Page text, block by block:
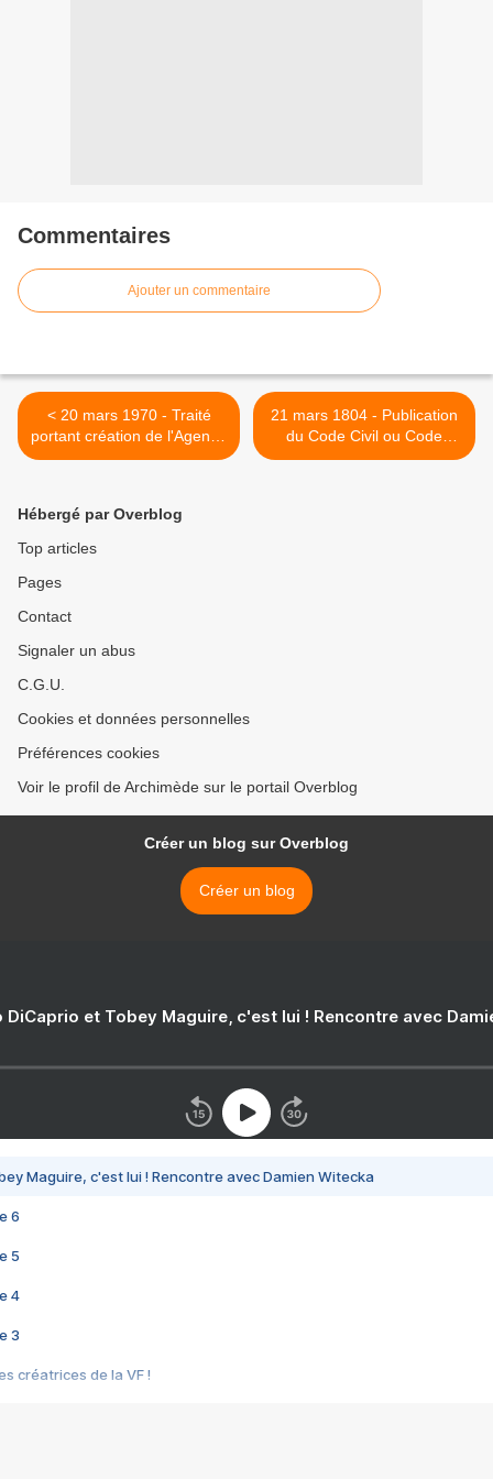
Commentaires
Ajouter un commentaire
< 20 mars 1970 - Traité
portant création de l'Agence
de Coopération Culturelle et
21 mars 1804 - Publication
du Code Civil ou Code
Napoléon >
Hébergé par Overblog
Top articles
Pages
Contact
Signaler un abus
C.G.U.
Cookies et données personnelles
Préférences cookies
Voir le profil de Archimède sur le portail Overblog
Créer un blog sur Overblog
Créer un blog
DiCaprio et Tobey Maguire, c'est lui ! Rencontre avec
Maguire, c'est lui ! Rencontre avec Damien Witecka
6
5
4
3
créatrices de la VF !